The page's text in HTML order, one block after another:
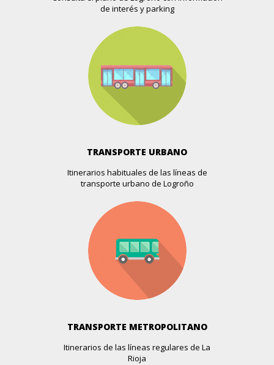
Perez Galdos, 48
BORACAY
Pilar Salarrullana, 14
Más info >>
BOUTIQUE CAN CAN
Doctores Castroviejo, 15
BOUTIQUE DACHO
Gran Via, 44
BOUTIQUE ELLAS
Avda. De La Solidaridad, 22
Más info >>
BOUTIQUE LOLA´S
Más info >>
BOUTIQUE LOLA´S OUTLET
de interés y parking
TRANSPORTE URBANO
Itinerarios habituales de las líneas de
transporte urbano de Logroño
TRANSPORTE METROPOLITANO
Itinerarios de las líneas regulares de La
Rioja